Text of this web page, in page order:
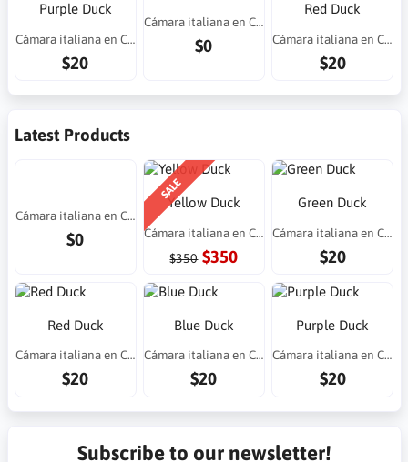
Purple Duck
Cámara italiana en Costa Rica
$20
Cámara italiana en Costa Rica
$0
Red Duck
Cámara italiana en Costa Rica
$20
Latest Products
Cámara italiana en Costa Rica
$0
SALE
Yellow Duck
Cámara italiana en Costa Rica
$350 $350
Green Duck
Cámara italiana en Costa Rica
$20
Red Duck
Cámara italiana en Costa Rica
$20
Blue Duck
Cámara italiana en Costa Rica
$20
Purple Duck
Cámara italiana en Costa Rica
$20
Subscribe to our newsletter!